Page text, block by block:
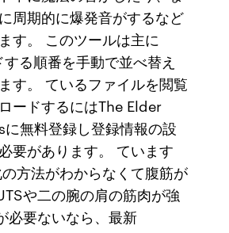
周期的に爆発音がするなど
す。 このツールは主に
る順番を手動で並べ替え
す。 ているファイルを閲覧
ードするにはThe Elder
無料登録し登録情報の設
要があります。 ています
方法がわからなくて腹筋が
や二の腕の肩の筋肉が強
必要ないなら、最新